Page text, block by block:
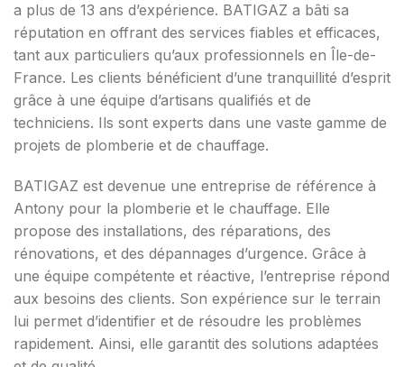
a plus de 13 ans d’expérience. BATIGAZ a bâti sa
réputation en offrant des services fiables et efficaces,
tant aux particuliers qu’aux professionnels en Île-de-
France. Les clients bénéficient d’une tranquillité d’esprit
grâce à une équipe d’artisans qualifiés et de
techniciens. Ils sont experts dans une vaste gamme de
projets de plomberie et de chauffage.
BATIGAZ est devenue une entreprise de référence à
Antony pour la plomberie et le chauffage. Elle
propose des installations, des réparations, des
rénovations, et des dépannages d’urgence. Grâce à
une équipe compétente et réactive, l’entreprise répond
aux besoins des clients. Son expérience sur le terrain
lui permet d’identifier et de résoudre les problèmes
rapidement. Ainsi, elle garantit des solutions adaptées